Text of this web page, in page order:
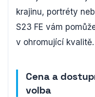
krajinu, portréty
S23 FE vám
v ohromující kvalitě.
Cena a
volba